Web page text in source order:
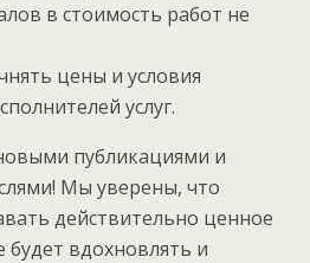
в стоимость работ не
цены и условия
услуг.
публикациями и
Мы уверены, что
действительно ценное
вдохновлять и